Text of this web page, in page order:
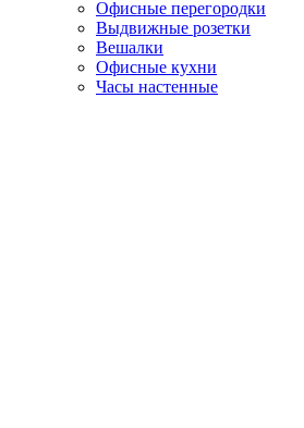
Офисные перегородки
Выдвижные розетки
Вешалки
Офисные кухни
Часы настенные